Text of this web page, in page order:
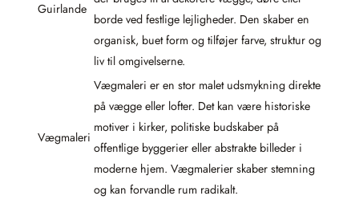
Guirlande
borde ved festlige lejligheder. Den skaber en
organisk, buet form og tilføjer farve, struktur og
liv til omgivelserne.
Vægmaleri
Vægmaleri er en stor malet udsmykning direkte
på vægge eller lofter. Det kan være historiske
motiver i kirker, politiske budskaber på
offentlige byggerier eller abstrakte billeder i
moderne hjem. Vægmalerier skaber stemning
og kan forvandle rum radikalt.